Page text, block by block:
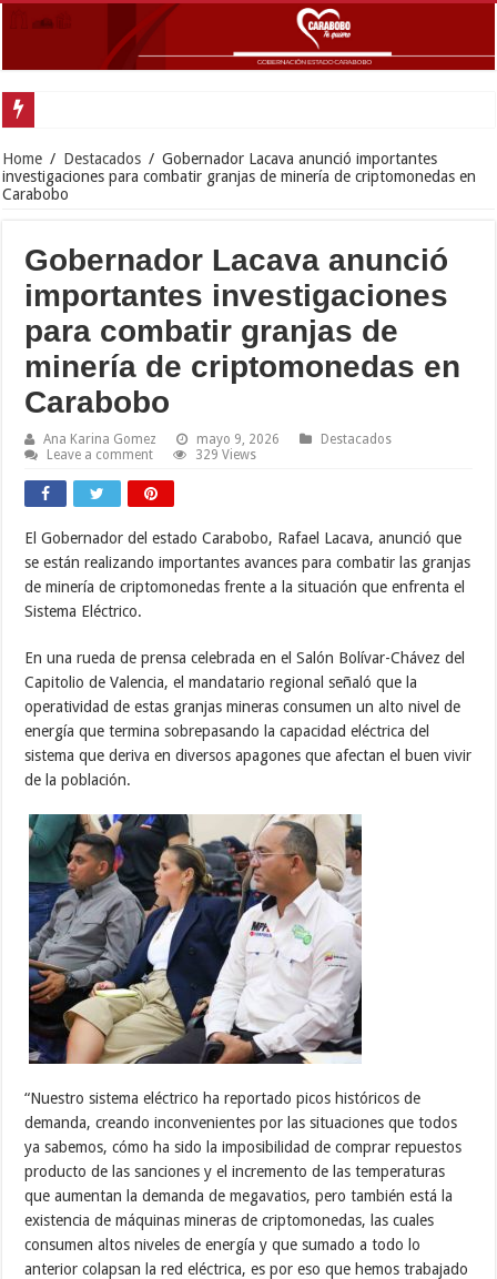
Home / Destacados / Gobernador Lacava anunció importantes
investigaciones para combatir granjas de minería de criptomonedas en
Carabobo
Gobernador Lacava anunció
importantes investigaciones
para combatir granjas de
minería de criptomonedas en
Carabobo
Ana Karina Gomez mayo 9, 2026
Destacados
Leave a comment
329 Views
El Gobernador del estado Carabobo, Rafael Lacava, anunció que
se están realizando importantes avances para combatir las granjas
de minería de criptomonedas frente a la situación que enfrenta el
Sistema Eléctrico.
En una rueda de prensa celebrada en el Salón Bolívar-Chávez del
Capitolio de Valencia, el mandatario regional señaló que la
operatividad de estas granjas mineras consumen un alto nivel de
energía que termina sobrepasando la capacidad eléctrica del
sistema que deriva en diversos apagones que afectan el buen vivir
de la población.
“Nuestro sistema eléctrico ha reportado picos históricos de
demanda, creando inconvenientes por las situaciones que todos
ya sabemos, cómo ha sido la imposibilidad de comprar repuestos
producto de las sanciones y el incremento de las temperaturas
que aumentan la demanda de megavatios, pero también está la
existencia de máquinas mineras de criptomonedas, las cuales
consumen altos niveles de energía y que sumado a todo lo
anterior colapsan la red eléctrica, es por eso que hemos trabajado